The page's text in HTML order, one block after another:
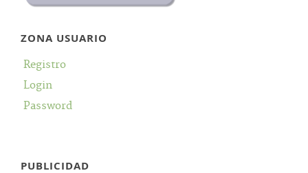
ZONA USUARIO
Registro
Login
Password
PUBLICIDAD